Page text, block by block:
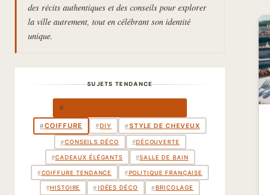
des récits authentiques et des conseils pour explorer
la ville autrement, tout en célébrant son identité
unique.
SUJETS TENDANCE
#
#COIFFURE #DIY #STYLE DE CHEVEUX
#CONSEILS DÉCO #DÉCOUVERTE
#CADEAUX ÉLÉGANTS #SALLE DE BAIN
# COIFFURE TENDANCE # POLITIQUE FRANÇAISE
#HISTOIRE #IDÉES DÉCO #BRICOLAGE